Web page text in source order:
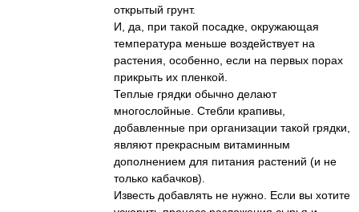
открытый грунт.
И, да, при такой посадке, окружающая
температура меньше воздействует на
растения, особенно, если на первых порах
прикрыть их пленкой.
Теплые грядки обычно делают
многослойные. Стебли крапивы,
добавленные при организации такой грядки,
являют прекрасным витаминным
дополнением для питания растений (и не
только кабачков).
Известь добавлять не нужно. Если вы хотите